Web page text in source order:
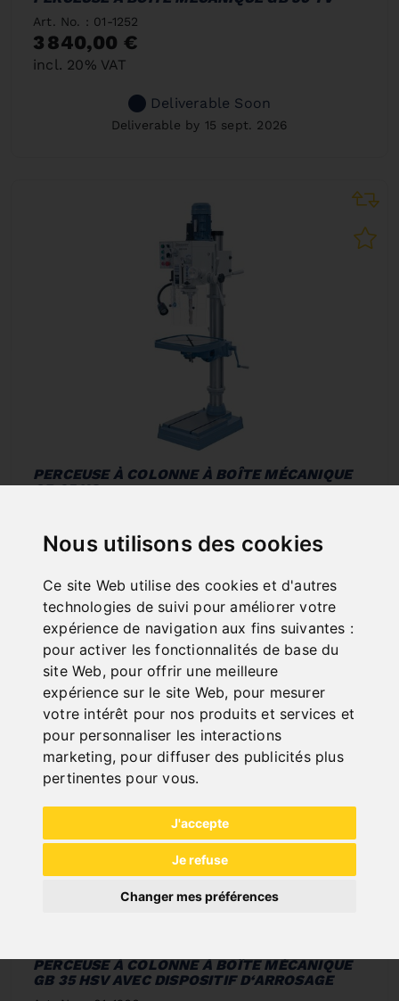
Nous utilisons des cookies
Ce site Web utilise des cookies et d'autres
technologies de suivi pour améliorer votre
expérience de navigation aux fins suivantes :
pour activer les fonctionnalités de base du
site Web, pour offrir une meilleure
expérience sur le site Web, pour mesurer
votre intérêt pour nos produits et services et
pour personnaliser les interactions
marketing, pour diffuser des publicités plus
pertinentes pour vous.
J'accepte
Je refuse
Changer mes préférences
Art. No. : 01-1252
3 840,00 €
incl. 20% VAT
Deliverable Soon
Deliverable by 15 sept. 2026
PERCEUSE À COLONNE À BOÎTE MÉCANIQUE
GB 35 HS
3 282,00 €
incl. 20% VAT
In Stock
Deliverable in 2-3 business days
PERCEUSE À COLONNE À BOÎTE MÉCANIQUE
GB 35 HSV AVEC DISPOSITIF D‘ARROSAGE